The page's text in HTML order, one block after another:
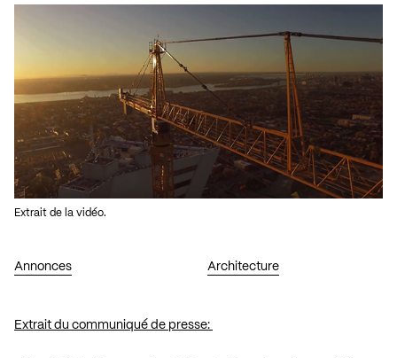
Annonces Architecture
Extrait de la vidéo.
Extrait du communiqué de presse: